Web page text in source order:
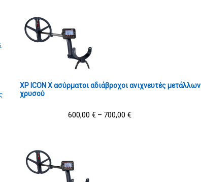
XP ICON X ασύρματοι αδιάβροχοι ανιχνευτές μετάλλων
χρυσού
600,00 € – 700,00 €